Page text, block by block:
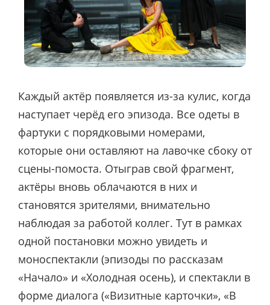
Каждый актёр появляется из-за кулис, когда
наступает черёд его эпизода. Все одеты в
фартуки с порядковыми номерами,
которые они оставляют на лавочке сбоку от
сцены-помоста. Отыграв свой фрагмент,
актёры вновь облачаются в них и
становятся зрителями, внимательно
наблюдая за работой коллег. Тут в рамках
одной постановки можно увидеть и
моноспектакли (эпизоды по рассказам
«Начало» и «Холодная осень), и спектакли в
форме диалога («Визитные карточки», «В